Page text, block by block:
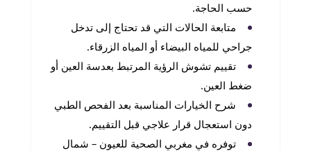
حسب الحاجة.
متابعة الحالات التي قد تحتاج إلى تدخل
جراحي للمياه البيضاء أو المياه الزرقاء.
تقييم تشوش الرؤية المرتبط بعدسة العين أو
ضغط العين.
شرح الخيارات المناسبة بعد الفحص الطبي
دون استعجال قرار علاجي قبل التقييم.
توفره في مغربي الصحية للعيون – شمال